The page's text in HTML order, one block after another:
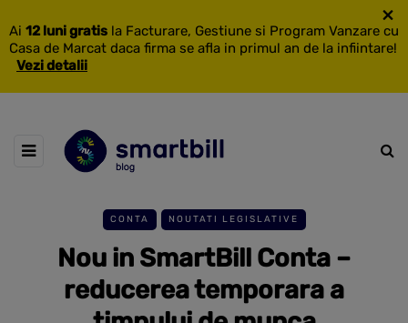
Ai 12 luni gratis la Facturare, Gestiune si Program Vanzare cu
Casa de Marcat daca firma se afla in primul an de la infiintare!
Vezi detalii
×
CONTA NOUTATI LEGISLATIVE
Nou in SmartBill Conta –
reducerea temporara a